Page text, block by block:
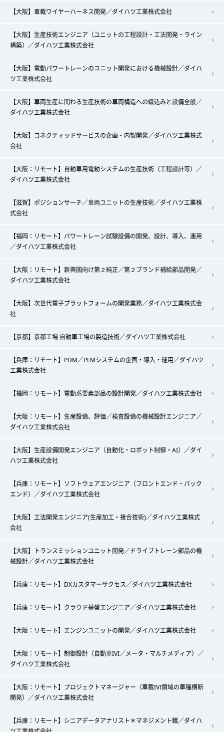
【大阪】車載ワイヤーハーネス開発／ダイハツ工業株式会社
【大阪】生産技術エンジニア（ユニットの工程設計・工法開発・ライン
構築）／ダイハツ工業株式会社
【大阪】電動パワートレーンのユニット開発における機械設計／ダイハ
ツ工業株式会社
【大阪】車両生産に関わる生産技術の車両構造への織込みと設備全般／
ダイハツ工業株式会社
【大阪】コネクティッドサービスの企画・内製開発／ダイハツ工業株式
会社
【大阪：リモート】自動車用電動システムの生産技術（工程設計等）／
ダイハツ工業株式会社
【滋賀】ポジションサーチ／車両ユニットの生産技術／ダイハツ工業株
式会社
【福岡：リモート】パワートレーン試験設備の開発、設計、導入、運用
／ダイハツ工業株式会社
【大阪：リモート】新興国向け第２純正／第２ブランド補給部品開発／
ダイハツ工業株式会社
【大阪】次世代電子プラットフォームの開発業務／ダイハツ工業株式会
社
【京都】京都工場 自動車工場の製造技術／ダイハツ工業株式会社
【兵庫：リモート】PDM／PLMシステムの企画・導入・運用／ダイハツ
工業株式会社
【福岡：リモート】電動系要素部品の設計開発／ダイハツ工業株式会社
【大阪：リモート】生産設備、評価／検査設備の機械設計エンジニア／
ダイハツ工業株式会社
【大阪】生産設備開発エンジニア（自動化・ロボット制御・AI）／ダイ
ハツ工業株式会社
【兵庫：リモート】ソフトウェアエンジニア（フロントエンド・バック
エンド）／ダイハツ工業株式会社
【大阪】工法開発エンジニア(生産加工・接合技術)／ダイハツ工業株式
会社
【大阪】トランスミッションユニット開発／ドライブトレーン部品の機
械設計／ダイハツ工業株式会社
【兵庫：リモート】DXカスタマーサクセス／ダイハツ工業株式会社
【兵庫：リモート】クラウド基盤エンジニア／ダイハツ工業株式会社
【大阪：リモート】エンジンユニットの開発／ダイハツ工業株式会社
【大阪：リモート】制御設計（自動車IVI／メータ・マルチメディア）／
ダイハツ工業株式会社
【大阪：リモート】プロジェクトマネージャー（車載IVI領域の車種横断
開発）／ダイハツ工業株式会社
【兵庫：リモート】シニアデータアナリスト＊マネジメント職／ダイハ